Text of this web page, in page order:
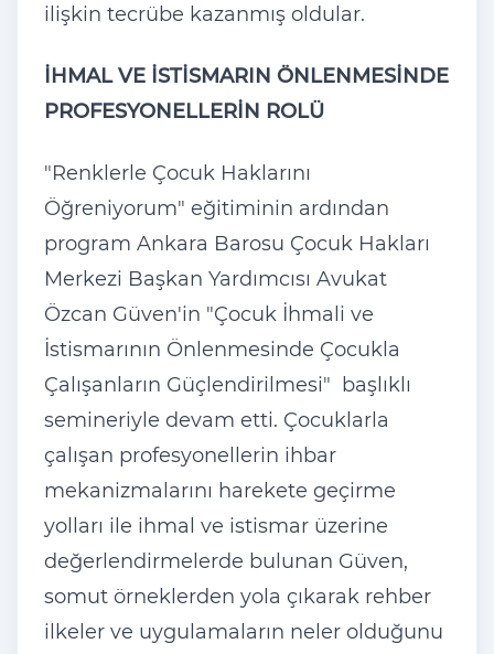
ilişkin tecrübe kazanmış oldular.
İHMAL VE İSTİSMARIN ÖNLENMESİNDE
PROFESYONELLERİN ROLÜ
"Renklerle Çocuk Haklarını
Öğreniyorum" eğitiminin ardından
program Ankara Barosu Çocuk Hakları
Merkezi Başkan Yardımcısı Avukat
Özcan Güven'in "Çocuk İhmali ve
İstismarının Önlenmesinde Çocukla
Çalışanların Güçlendirilmesi" başlıklı
semineriyle devam etti. Çocuklarla
çalışan profesyonellerin ihbar
mekanizmalarını harekete geçirme
yolları ile ihmal ve istismar üzerine
değerlendirmelerde bulunan Güven,
somut örneklerden yola çıkarak rehber
ilkeler ve uygulamaların neler olduğunu